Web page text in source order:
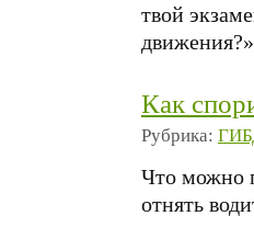
твой
Как
Рубрика:
Что можно
отнять